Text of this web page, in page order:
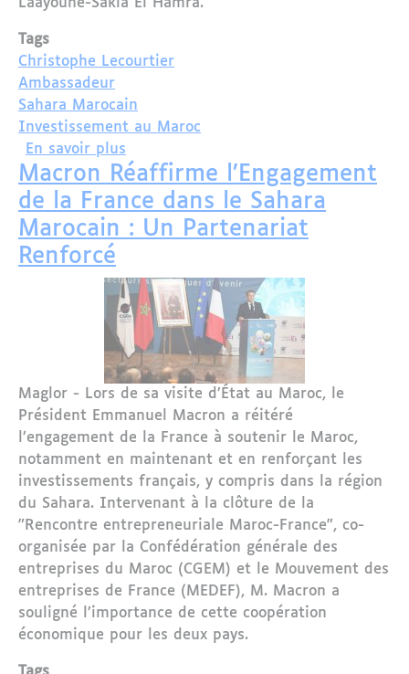
Laâyoune-Sakia El Hamra.
Tags
Christophe Lecourtier
Ambassadeur
Sahara Marocain
Investissement au Maroc
En savoir plus
Macron Réaffirme l’Engagement
de la France dans le Sahara
Marocain : Un Partenariat
Renforcé
Maglor - Lors de sa visite d’État au Maroc, le
Président Emmanuel Macron a réitéré
l’engagement de la France à soutenir le Maroc,
notamment en maintenant et en renforçant les
investissements français, y compris dans la région
du Sahara. Intervenant à la clôture de la
"Rencontre entrepreneuriale Maroc-France", co-
organisée par la Confédération générale des
entreprises du Maroc (CGEM) et le Mouvement des
entreprises de France (MEDEF), M. Macron a
souligné l’importance de cette coopération
économique pour les deux pays.